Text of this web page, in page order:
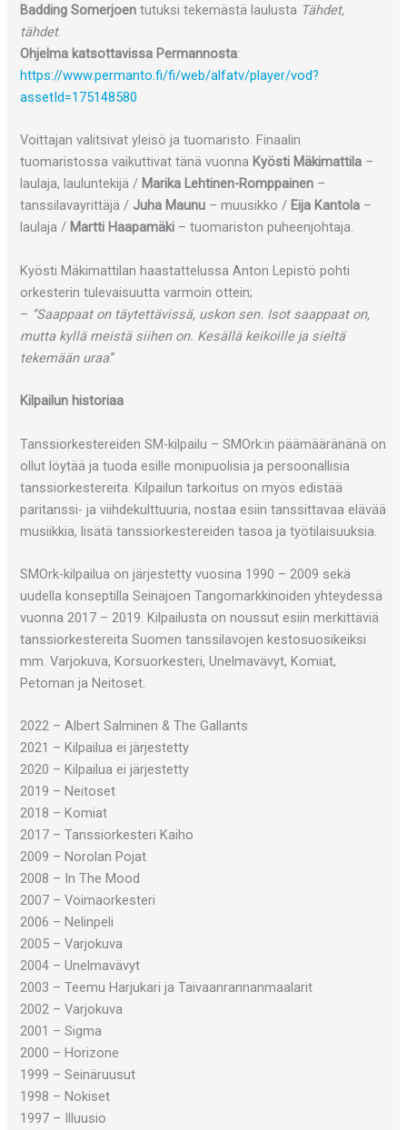
Badding Somerjoen tutuksi tekemästä laulusta Tähdet,
tähdet.
Ohjelma katsottavissa Permannosta:
https://www.permanto.fi/fi/web/alfatv/player/vod?
assetId=175148580
Voittajan valitsivat yleisö ja tuomaristo. Finaalin
tuomaristossa vaikuttivat tänä vuonna Kyösti Mäkimattila –
laulaja, lauluntekijä / Marika Lehtinen-Romppainen –
tanssilavayrittäjä / Juha Maunu – muusikko / Eija Kantola –
laulaja / Martti Haapamäki – tuomariston puheenjohtaja.
Kyösti Mäkimattilan haastattelussa Anton Lepistö pohti
orkesterin tulevaisuutta varmoin ottein;
– ”Saappaat on täytettävissä, uskon sen. Isot saappaat on,
mutta kyllä meistä siihen on. Kesällä keikoille ja sieltä
tekemään uraa.”
Kilpailun historiaa
Tanssiorkestereiden SM-kilpailu – SMOrk:in päämääränänä on
ollut löytää ja tuoda esille monipuolisia ja persoonallisia
tanssiorkestereita. Kilpailun tarkoitus on myös edistää
paritanssi- ja viihdekulttuuria, nostaa esiin tanssittavaa elävää
musiikkia, lisätä tanssiorkestereiden tasoa ja työtilaisuuksia.
SMOrk-kilpailua on järjestetty vuosina 1990 – 2009 sekä
uudella konseptilla Seinäjoen Tangomarkkinoiden yhteydessä
vuonna 2017 – 2019. Kilpailusta on noussut esiin merkittäviä
tanssiorkestereita Suomen tanssilavojen kestosuosikeiksi
mm. Varjokuva, Korsuorkesteri, Unelmavävyt, Komiat,
Petoman ja Neitoset.
2022 – Albert Salminen & The Gallants
2021 – Kilpailua ei järjestetty
2020 – Kilpailua ei järjestetty
2019 – Neitoset
2018 – Komiat
2017 – Tanssiorkesteri Kaiho
2009 – Norolan Pojat
2008 – In The Mood
2007 – Voimaorkesteri
2006 – Nelinpeli
2005 – Varjokuva
2004 – Unelmavävyt
2003 – Teemu Harjukari ja Taivaanrannanmaalarit
2002 – Varjokuva
2001 – Sigma
2000 – Horizone
1999 – Seinäruusut
1998 – Nokiset
1997 – Illuusio